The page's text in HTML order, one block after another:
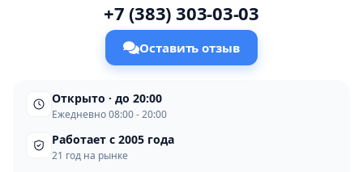
+7 (383) 303-03-03
Оставить отзыв
Открыто · до 20:00
Ежедневно 08:00 - 20:00
Работает с 2005 года
21 год на рынке